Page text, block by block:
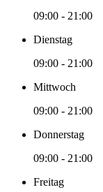
09:00 - 21:00
Dienstag
09:00 - 21:00
Mittwoch
09:00 - 21:00
Donnerstag
09:00 - 21:00
Freitag